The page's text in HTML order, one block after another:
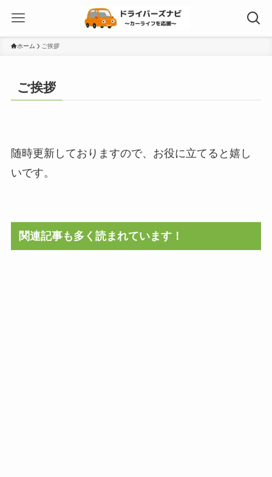
ホーム ご挨拶
ご挨拶
随時更新しておりますので、お役に立てると嬉し
いです。
関連記事も多く読まれています！